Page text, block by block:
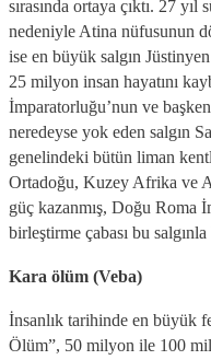
sırasında ortaya çıktı. 27 yıl
nedeniyle Atina nüfusunun
ise en büyük salgın
25 milyon insan hayatını
İmparatorluğu’nun ve
neredeyse yok eden salgın
genelindeki bütün liman
Ortadoğu, Kuzey Afrika ve
güç kazanmış, Doğu Roma
birleştirme çabası bu
Kara ölüm (Veba)
İnsanlık tarihinde en büyük
Ölüm”, 50 milyon ile 100